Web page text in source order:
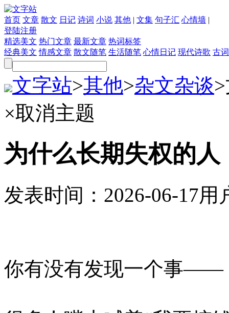
首页 文章 散文 日记 诗词 小说 其他 | 文集 句子汇 心情墙 |
登陆注册
精选美文 热门文章 最新文章 热词标签
经典美文 情感文章 散文随笔 生活随笔 心情日记 现代诗歌 古
文字站>其他>杂文杂谈>
×取消主题
为什么长期失权的
发表时间： 2026-06-17用
你有没有发现一个事——